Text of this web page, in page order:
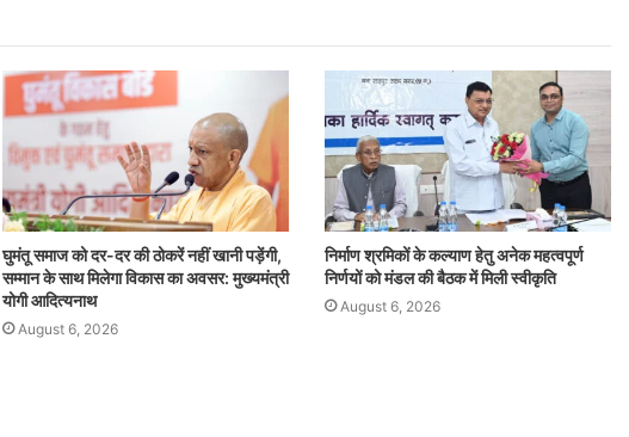
घुमंतू समाज को दर-दर की ठोकरें नहीं खानी पड़ेंगी,
सम्मान के साथ मिलेगा विकास का अवसर: मुख्यमंत्री
योगी आदित्यनाथ
August 6, 2026
निर्माण श्रमिकों के कल्याण हेतु अनेक महत्वपूर्ण
निर्णयों को मंडल की बैठक में मिली स्वीकृति
August 6, 2026